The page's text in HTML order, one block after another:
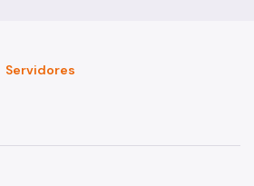
Servidores